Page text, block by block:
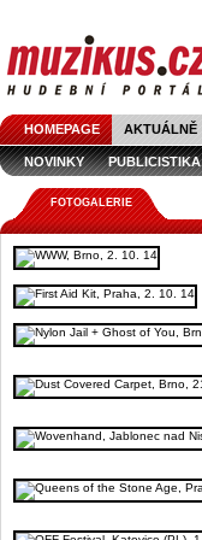
HOMEPAGE AKTUÁLNĚ
NOVINKY PUBLICISTIKA
FOTOGALERIE